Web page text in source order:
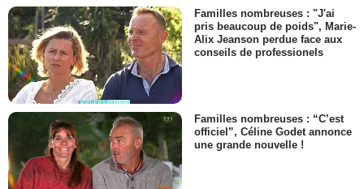
Familles nombreuses : "J'ai
pris beaucoup de poids", Marie-
Alix Jeanson perdue face aux
conseils de professionels
Familles nombreuses : “C’est
officiel”, Céline Godet annonce
une grande nouvelle !